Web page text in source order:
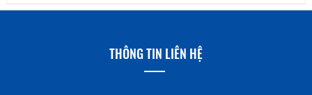
THÔNG TIN LIÊN HỆ